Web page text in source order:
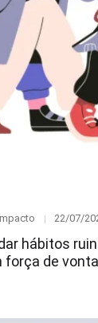
Posted
22/07/
hábitos
força de